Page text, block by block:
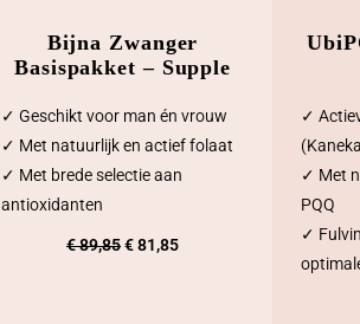
Bijna Zwanger
Basispakket – Supple
✓ Geschikt voor man én vrouw
✓ Met natuurlijk en actief folaat
✓ Met brede selectie aan
antioxidanten
€89,85O
€81,85H
✓
✓ Met
PQQ
✓